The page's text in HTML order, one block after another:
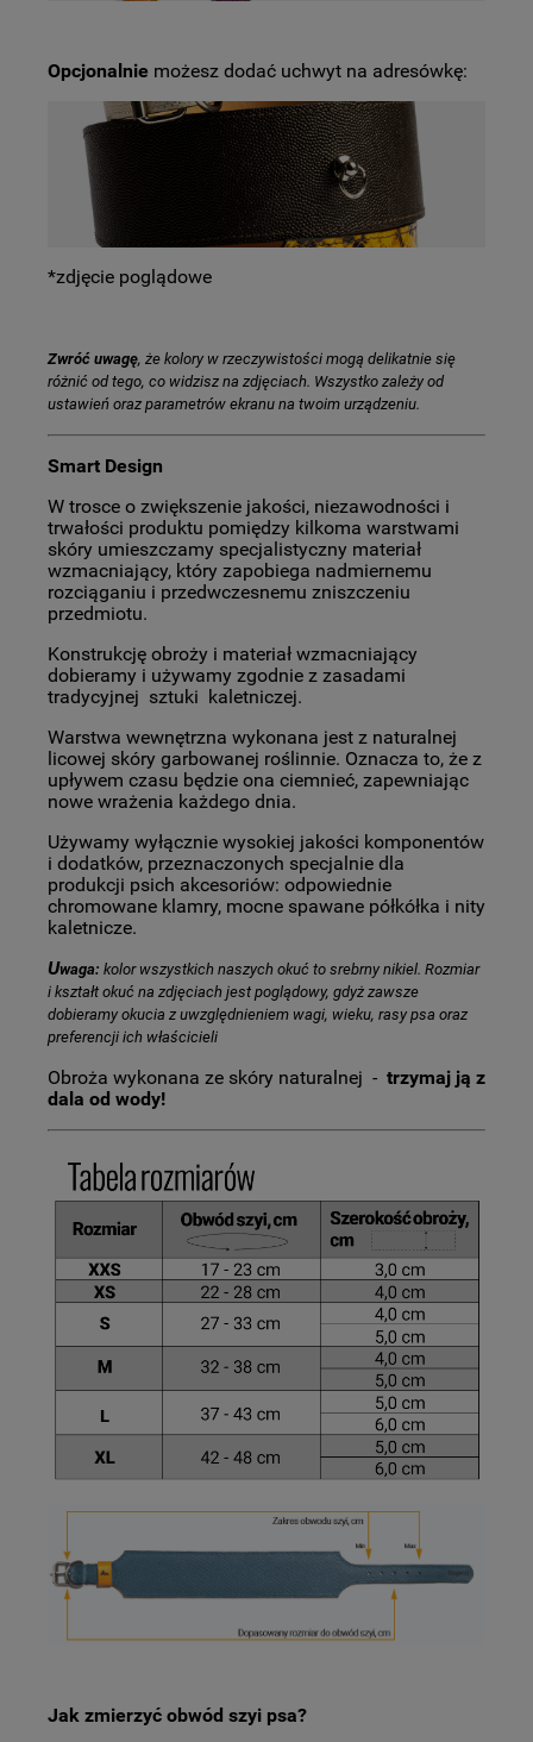
Opcjonalnie możesz dodać uchwyt na adresówkę:
*zdjęcie poglądowe
Zwróć uwagę, że kolory w rzeczywistości mogą delikatnie się
różnić od tego, co widzisz na zdjęciach. Wszystko zależy od
ustawień oraz parametrów ekranu na twoim urządzeniu.
Smart Design
W trosce o zwiększenie jakości, niezawodności i
trwałości produktu pomiędzy kilkoma warstwami
skóry umieszczamy specjalistyczny materiał
wzmacniający, który zapobiega nadmiernemu
rozciąganiu i przedwczesnemu zniszczeniu
przedmiotu.
Konstrukcję obroży i materiał wzmacniający
dobieramy i używamy zgodnie z zasadami
tradycyjnej sztuki kaletniczej.
Warstwa wewnętrzna wykonana jest z naturalnej
licowej skóry garbowanej roślinnie. Oznacza to, że z
upływem czasu będzie ona ciemnieć, zapewniając
nowe wrażenia każdego dnia.
Używamy wyłącznie wysokiej jakości komponentów
i dodatków, przeznaczonych specjalnie dla
produkcji psich akcesoriów: odpowiednie
chromowane klamry, mocne spawane półkółka i nity
kaletnicze.
Uwaga: kolor wszystkich naszych okuć to srebrny nikiel. Rozmiar
i kształt okuć na zdjęciach jest poglądowy, gdyż zawsze
dobieramy okucia z uwzględnieniem wagi, wieku, rasy psa oraz
preferencji ich właścicieli
Obroża wykonana ze skóry naturalnej - trzymaj ją z
dala od wody!
Jak zmierzyć obwód szyi psa?